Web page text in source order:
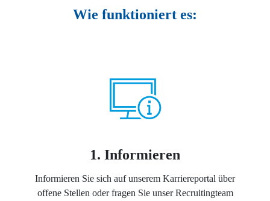
Wie funktioniert es:
1. Informieren
Informieren Sie sich auf unserem Karriereportal über
offene Stellen oder fragen Sie unser Recruitingteam